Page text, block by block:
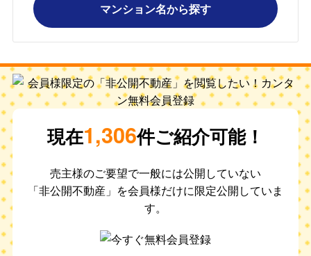
マンション名から探す
現在1,306件ご紹介可能！
売主様のご要望で一般には公開していない
「非公開不動産」を会員様だけに限定公開していま
す。